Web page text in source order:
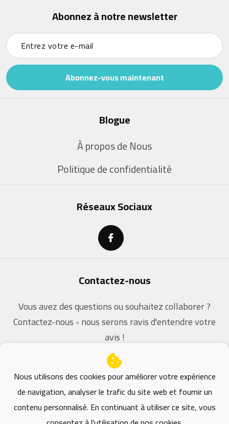
Abonnez à notre newsletter
Abonnez-vous maintenant
Blogue
À propos de Nous
Politique de confidentialité
Réseaux Sociaux
Contactez-nous
Vous avez des questions ou souhaitez collaborer ?
Contactez-nous - nous serons ravis d'entendre votre
avis !
contact@dz-coders.com
Nous utilisons des cookies pour améliorer votre expérience
de navigation, analyser le trafic du site web et fournir un
contenu personnalisé. En continuant à utiliser ce site, vous